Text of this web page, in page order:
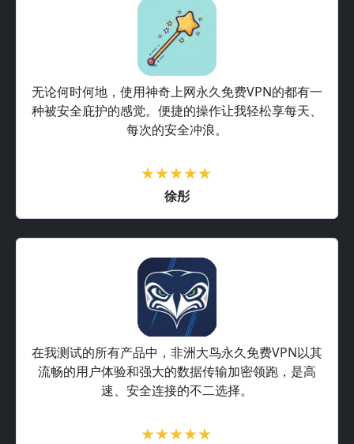
无论何时何地，使用神奇上网永久免费VPN的都有一
种被安全庇护的感觉。便捷的操作让我轻松享每天、
每次的安全冲浪。
徐彤
在我测试的所有产品中，非洲大鸟永久免费VPN以其
流畅的用户体验和强大的数据传输加密领跑，是高
速、安全连接的不二选择。